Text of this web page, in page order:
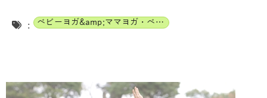
: ベビーヨガ&amp;ママヨガ・ベビーチャクラマッサージ通信講座